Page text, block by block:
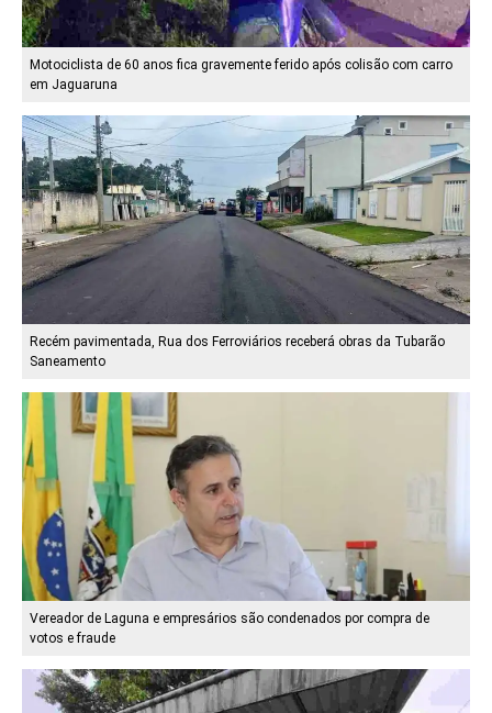
Motociclista de 60 anos fica gravemente ferido após colisão com carro
em Jaguaruna
Recém pavimentada, Rua dos Ferroviários receberá obras da Tubarão
Saneamento
Vereador de Laguna e empresários são condenados por compra de
votos e fraude